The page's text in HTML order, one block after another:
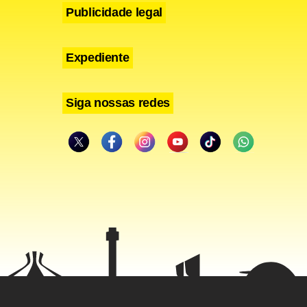
a
diz um
Publicidade legal
Expediente
Siga nossas redes